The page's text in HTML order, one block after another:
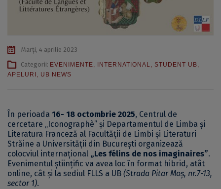
Marți, 4 aprilie 2023
Categorii: EVENIMENTE, INTERNATIONAL, STUDENT UB,
APELURI , UB NEWS
În perioada 16- 18 octombrie 2025, Centrul de
cercetare „Iconographè” şi Departamentul de Limba şi
Literatura Franceză al Facultății de Limbi şi Literaturi
Străine a Universității din Bucureşti organizează
colocviul internaţional „Les félins de nos imaginaires”.
Evenimentul științific va avea loc în format hibrid, atât
online, cât și la sediul FLLS a UB (Strada Pitar Moș, nr.7-13,
sector 1).